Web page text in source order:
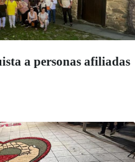
a personas afiliadas